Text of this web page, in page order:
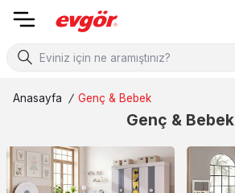
Anasayfa / Genç & Bebek
Genç & Bebek